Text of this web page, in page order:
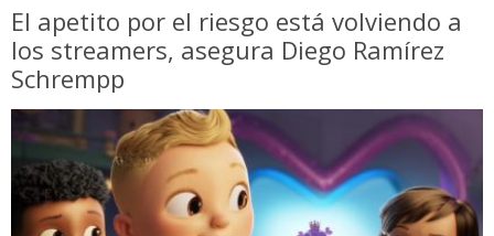
El apetito por el riesgo está volviendo a
los streamers, asegura Diego Ramírez
Schrempp